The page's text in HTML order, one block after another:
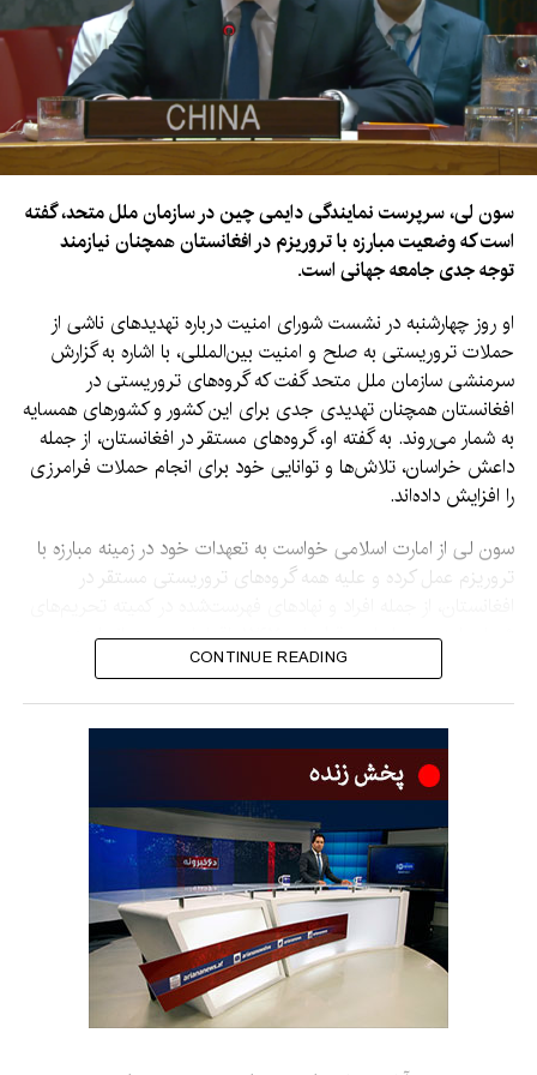
سون لی، سرپرست نمایندگی دایمی چین در سازمان ملل متحد، گفته
است که وضعیت مبارزه با تروریزم در افغانستان همچنان نیازمند
توجه جدی جامعه جهانی است.
او روز چهارشنبه در نشست شورای امنیت درباره تهدیدهای ناشی از
حملات تروریستی به صلح و امنیت بین‌المللی، با اشاره به گزارش
سرمنشی سازمان ملل متحد گفت که گروه‌های تروریستی در
افغانستان همچنان تهدیدی جدی برای این کشور و کشورهای همسایه
به شمار می‌روند. به گفته او، گروه‌های مستقر در افغانستان، از جمله
داعش خراسان، تلاش‌ها و توانایی خود برای انجام حملات فرامرزی
را افزایش داده‌اند.
سون لی از امارت اسلامی خواست به تعهدات خود در زمینه مبارزه با
تروریزم عمل کرده و علیه همه گروه‌های تروریستی مستقر در
شورای امنیت بر اساس قطعنامه ۱۲۶۷، اقدامات جدی انجام دهد.
او هشدار داد که نباید اجازه داده شود افغانستان دوباره به محل رشد و
نماینده چین همچنین گفت جامعه جهانی باید به افغانستان در
بازسازی اقتصاد و بهبود زندگی مردم کمک کند تا زمینه‌های
شکل‌گیری تروریزم از بین برود.
وی افزود که چین از همکاری کشورهای آسیای مرکزی و سازمان‌های
منطقه‌ای مانند سازمان همکاری شانگهای با افغانستان برای مقابله
مشترک با تهدیدهای تروریستی فرامرزی حمایت می‌کند.
این اظهارات در حالی مطرح می‌شود که امارت اسلامی حضور
گروه‌های تروریستی در افغانستان را رد کرده و تأکید کرده است که
CONTINUE READING